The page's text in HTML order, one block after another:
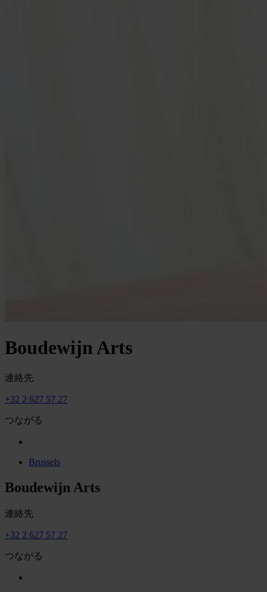
Boudewijn Arts
連絡先
+32 2 627 57 27
つながる
Brussels
Boudewijn Arts
連絡先
+32 2 627 57 27
つながる